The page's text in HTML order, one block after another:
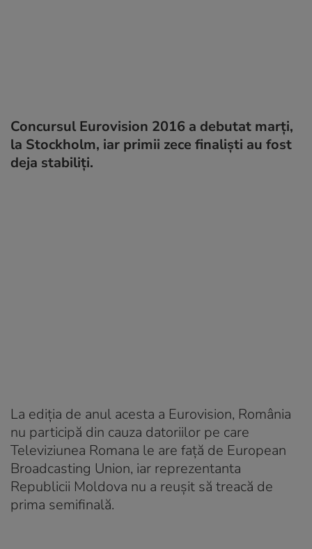
Concursul Eurovision 2016 a debutat marți,
la Stockholm, iar primii zece finaliști au fost
deja stabiliți.
La ediția de anul acesta a Eurovision, România
nu participă din cauza datoriilor pe care
Televiziunea Romana le are față de European
Broadcasting Union, iar reprezentanta
Republicii Moldova nu a reușit să treacă de
prima semifinală.